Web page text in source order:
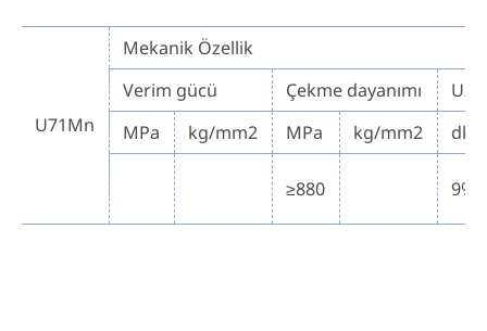
U71Mn
Mekanik Özellik
Verim gücü
Çekme dayanımı
MPa
kg/mm2 MPa kg/mm2 dk.
≥880 9%